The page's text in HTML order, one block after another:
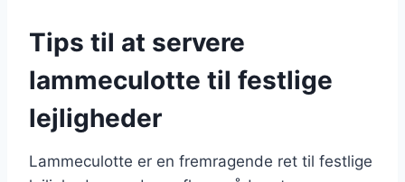
Tips til at servere
lammeculotte til festlige
lejligheder
Lammeculotte er en fremragende ret til festlige